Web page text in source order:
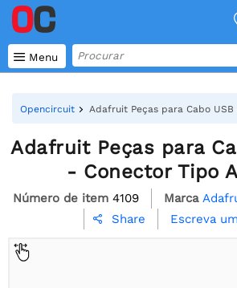
 Menu
Opencircuit Adafruit Peças para Cabo
Adafruit Peças para
- Conector Tipo
Número de item 4109 Marca
 Share Escreva